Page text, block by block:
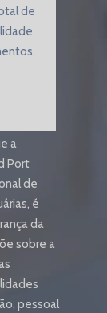
de
a
Port
de
é
da
sobre a
pessoal